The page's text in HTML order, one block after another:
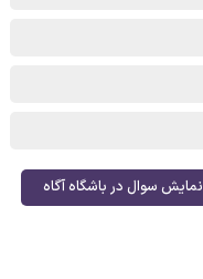
نمایش سوال در باشگاه آگاه